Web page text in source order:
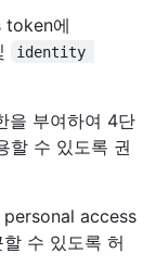
token에
identity
을 부여하여 4단
할 수 있도록 권
personal access
수 있도록 허